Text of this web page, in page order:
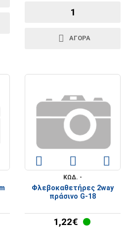
ΑΓΟΡΆ
ΚΩΔ. -
Φλεβοκαθετήρες 2way
πράσινο G-18
1,22€